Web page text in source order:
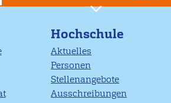
Hochschule
Aktuelles
Personen
Stellenangebote
Ausschreibungen